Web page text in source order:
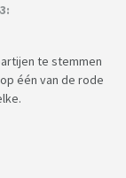
te stemmen
één van de rode